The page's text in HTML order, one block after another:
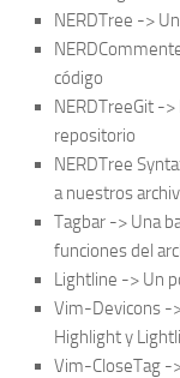
NERDTree ->
código
NERDTreeGit -
repositorio
NERDTree
a nuestros
Tagbar -> Una
funciones del
Lightline -> Un
Vim-Devicons -
Highlight y
Vim-CloseTag -